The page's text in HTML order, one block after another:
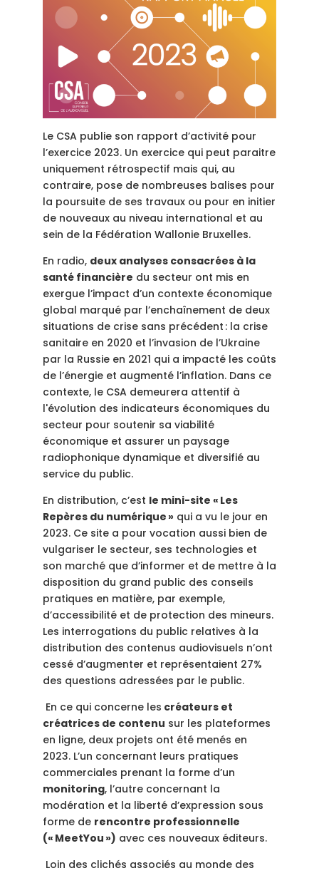
Le CSA publie son rapport d’activité pour
l’exercice 2023. Un exercice qui peut paraitre
uniquement rétrospectif mais qui, au
contraire, pose de nombreuses balises pour
la poursuite de ses travaux ou pour en initier
de nouveaux au niveau international et au
sein de la Fédération Wallonie Bruxelles.
En radio, deux analyses consacrées à la
santé financière du secteur ont mis en
exergue l’impact d’un contexte économique
global marqué par l’enchaînement de deux
situations de crise sans précédent : la crise
sanitaire en 2020 et l’invasion de l’Ukraine
par la Russie en 2021 qui a impacté les coûts
de l’énergie et augmenté l’inflation. Dans ce
contexte, le CSA demeurera attentif à
l'évolution des indicateurs économiques du
secteur pour soutenir sa viabilité
économique et assurer un paysage
radiophonique dynamique et diversifié au
service du public.
En distribution, c’est le mini-site « Les
Repères du numérique »qui a vu le jour en
2023. Ce site a pour vocation aussi bien de
vulgariser le secteur, ses technologies et
son marché que d’informer et de mettre à la
disposition du grand public des conseils
pratiques en matière, par exemple,
d’accessibilité et de protection des mineurs.
Les interrogations du public relatives à la
distribution des contenus audiovisuels n’ont
cessé d’augmenter et représentaient 27%
des questions adressées par le public.
En ce qui concerne les créateurs et
créatrices de contenu sur les plateformes
en ligne, deux projets ont été menés en
2023. L’un concernant leurs pratiques
commerciales prenant la forme d’un
monitoring, l’autre concernant la
modération et la liberté d’expression sous
forme de rencontre professionnelle
(« MeetYou ») avec ces nouveaux éditeurs.
Loin des clichés associés au monde des